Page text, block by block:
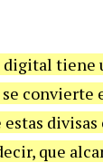
digital tiene
se convierte
estas
que